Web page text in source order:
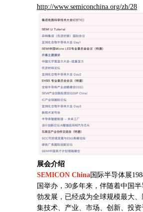
http://www.semiconchina.org/zh/28
展会介绍
SEMICON China 国际半导体展
国举办，30多年来，伴随着中国
勃发展，已经成为全球规模最大
集技术、产业、市场、创新、投